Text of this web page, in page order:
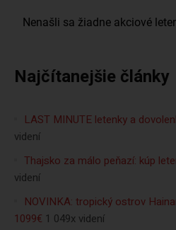
Najčítanejšie články
LAST MINUTE letenky a
videní
Thajsko za málo peňazí: kúp
videní
NOVINKA: tropický ostrov
1099€ 1 049x videní